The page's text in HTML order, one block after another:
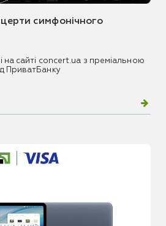
симфонічного
на сайті concert.ua з преміальною
ПриватБанку